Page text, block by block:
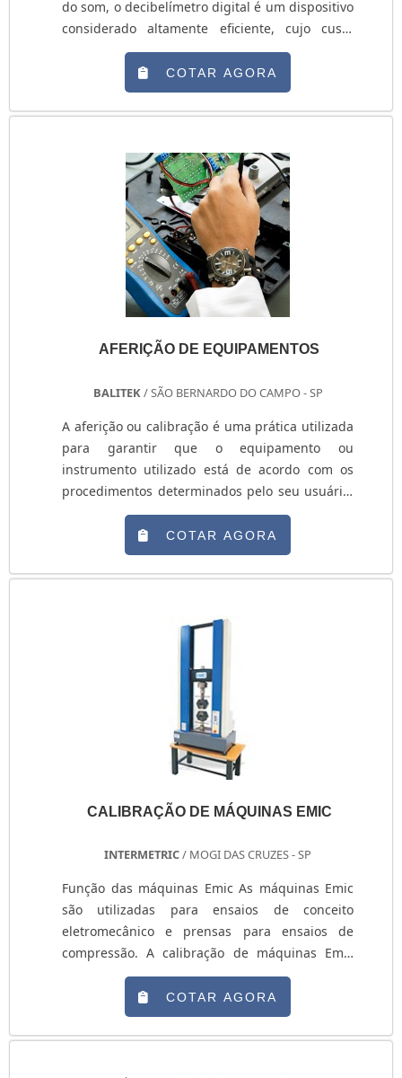
do som, o decibelímetro digital é um dispositivo
considerado altamente eficiente, cujo custo
benefício é excelente e o nível de precisão
impecável. O equipamento é chamado de
decibelímetro porque é calibrado para medir os
níveis do som pela unidade logarítmica
decibelímetro digital e analógico Mesmo que os
COTAR AGORA
AFERIÇÃO DE EQUIPAMENTOS
BALITEK/ SÃO BERNARDO DO CAMPO - SP
A aferição ou calibração é uma prática utilizada
para garantir que o equipamento ou
instrumento utilizado está de acordo com os
procedimentos determinados pelo seu usuário,
sendo importante manter as margens de
tolerância permitidas e rastreadas ou
acreditadas junto ao INMETRO. É por meio da
aferição de equipamentos que é possível:
de medição obedecem os critérios de
aceitabilidade e qualidade; Evitar que a
qualidade final de produtos seja comprometida;
Garantir maior segurança e eficiencia.MAIS
DETALHES SOBRE O PROCEDIMENTOO
procedimento de aferição estabelecido com
critérios rigorosos pelo laboratório é o principal
ponto para garantir que o serviço atenda a
realmente esteja atendendo os requisitos
de um instrumento aferido, é necessário um
rigoroso estudo por parte do usuário ou o setor
responsável.Pois está diretamente ligado a
forma, local, exigência, tolerâncias, entre outras
condições de utilização do instrumento.
Recomenda-se avaliar a forma e o local em que
assertividade no período que o procedimento
COTAR AGORA
CALIBRAÇÃO DE MÁQUINAS EMIC
INTERMETRIC/ MOGI DAS CRUZES - SP
Função das máquinas Emic As máquinas Emic
são utilizadas para ensaios de conceito
eletromecânico e prensas para ensaios de
compressão. A calibração de máquinas Emic
tem como objetivo garantir o melhor
funcionamento do equipamento, permitindo
uma maior agilidade dentro do ambiente
industrial. Vantagens dos serviços de calibração
COTAR AGORA